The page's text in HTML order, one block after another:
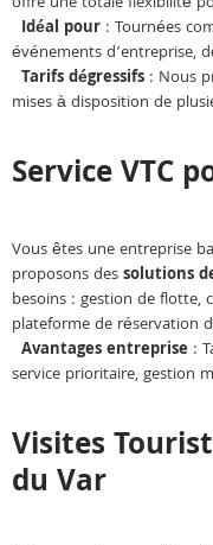
Idéal pour : Tournées
événements d’entreprise,
Tarifs dégressifs : Nous
mises à disposition de
Service VTC
Vous êtes une entreprise
proposons dessolutions
besoins : gestion de flotte,
plateforme de réservation
Avantages entreprise :
service prioritaire, gestion
Visites
du Var